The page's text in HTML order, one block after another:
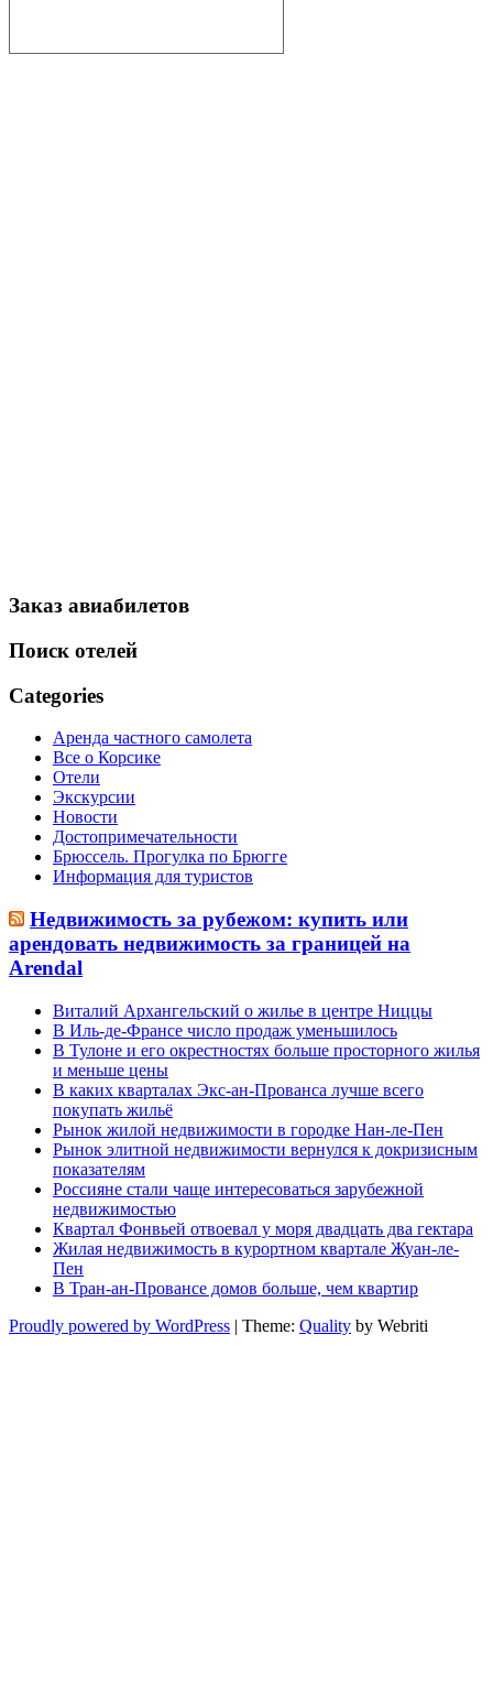
Заказ авиабилетов
Поиск отелей
Categories
Аренда частного самолета
Все о Корсике
Отели
Экскурсии
Новости
Достопримечательности
Брюссель. Прогулка по Брюгге
Информация для туристов
Недвижимость за рубежом: купить или
арендовать недвижимость за границей на
Arendal
Виталий Архангельский о жилье в центре Ниццы
В Иль-де-Франсе число продаж уменьшилось
В Тулоне и его окрестностях больше просторного жилья
и меньше цены
В каких кварталах Экс-ан-Прованса лучше всего
покупать жильё
Рынок жилой недвижимости в городке Нан-ле-Пен
Рынок элитной недвижимости вернулся к докризисным
показателям
Россияне стали чаще интересоваться зарубежной
недвижимостью
Квартал Фонвьей отвоевал у моря двадцать два гектара
Жилая недвижимость в курортном квартале Жуан-ле-
Пен
В Тран-ан-Провансе домов больше, чем квартир
Proudly powered by WordPress | Theme: Quality by Webriti